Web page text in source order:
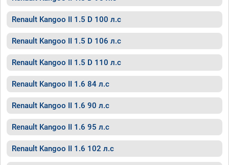
Renault Kangoo II 1.5 D 100 л.с
Renault Kangoo II 1.5 D 106 л.с
Renault Kangoo II 1.5 D 110 л.с
Renault Kangoo II 1.6 84 л.с
Renault Kangoo II 1.6 90 л.с
Renault Kangoo II 1.6 95 л.с
Renault Kangoo II 1.6 102 л.с